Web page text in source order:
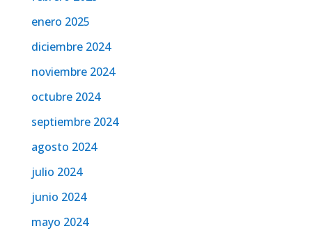
enero 2025
diciembre 2024
noviembre 2024
octubre 2024
septiembre 2024
agosto 2024
julio 2024
junio 2024
mayo 2024